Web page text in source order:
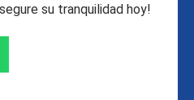
su tranquilidad hoy!